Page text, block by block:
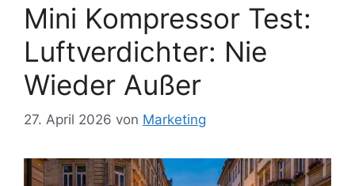
Mini Kompressor Test:
Luftverdichter: Nie
Wieder Außer
27. April 2026 von Marketing